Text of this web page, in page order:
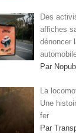
Des
affiches
dénoncer
Par Nopub
La
Une
fer
Par